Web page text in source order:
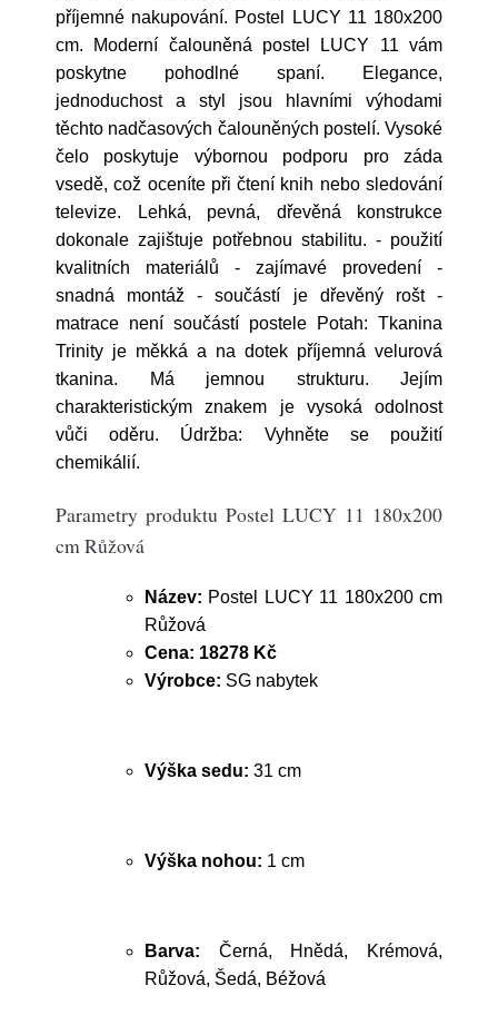
příjemné nakupování. Postel LUCY 11 180x200
cm. Moderní čalouněná postel LUCY 11 vám
poskytne pohodlné spaní. Elegance,
jednoduchost a styl jsou hlavními výhodami
těchto nadčasových čalouněných postelí. Vysoké
čelo poskytuje výbornou podporu pro záda
vsedě, což oceníte při čtení knih nebo sledování
televize. Lehká, pevná, dřevěná konstrukce
dokonale zajištuje potřebnou stabilitu. - použití
kvalitních materiálů - zajímavé provedení -
snadná montáž - součástí je dřevěný rošt -
matrace není součástí postele Potah: Tkanina
Trinity je měkká a na dotek příjemná velurová
tkanina. Má jemnou strukturu. Jejím
charakteristickým znakem je vysoká odolnost
vůči oděru. Údržba: Vyhněte se použití
chemikálií.
Parametry produktu Postel LUCY 11 180x200
cm Růžová
Název: Postel LUCY 11 180x200 cm
Růžová
Cena: 18278 Kč
Výrobce: SG nabytek
Výška sedu: 31 cm
Výška nohou: 1 cm
Barva: Černá, Hnědá, Krémová,
Růžová, Šedá, Béžová